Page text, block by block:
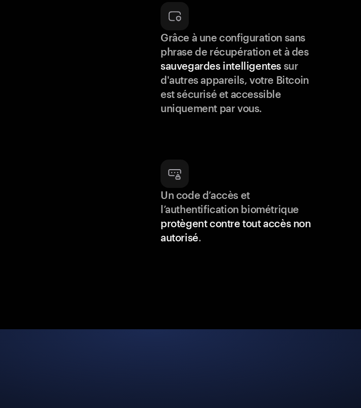
Grâce à une configuration sans
phrase de récupération et à des
sauvegardes intelligentes sur
d'autres appareils, votre Bitcoin
est sécurisé et accessible
uniquement par vous.
Un code d’accès et
l’authentification biométrique
protègent contre tout accès non
autorisé.